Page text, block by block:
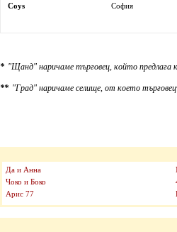
Coys София
* "Щанд" наричаме търговец, който
** "Град" наричаме селище, от което
Да и Анна
Чоко и Боко
Арис 77